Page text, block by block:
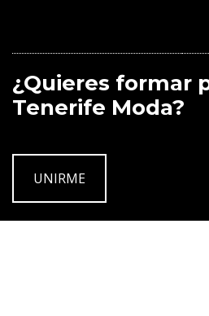
¿Quieres formar
Tenerife Moda?
UNIRME